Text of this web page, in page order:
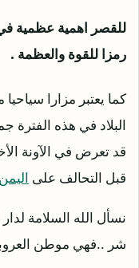
للقصر اهمية عظمية
رمزا للقوة والعظمة .
كما يعتبر مزارا
البلاد في هذه الفترة
قد تعرض في الآونة
قبل التحالف على اليمن
نسأل الله السلامة
شر ..فهي موطن